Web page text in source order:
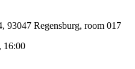
93047 Regensburg, room 017
16:00